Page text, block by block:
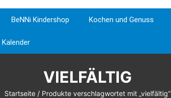
BeNNi Kindershop Kochen und Genuss
Kalender
VIELFÄLTIG
Startseite / Produkte verschlagwortet mit „vielfältig“